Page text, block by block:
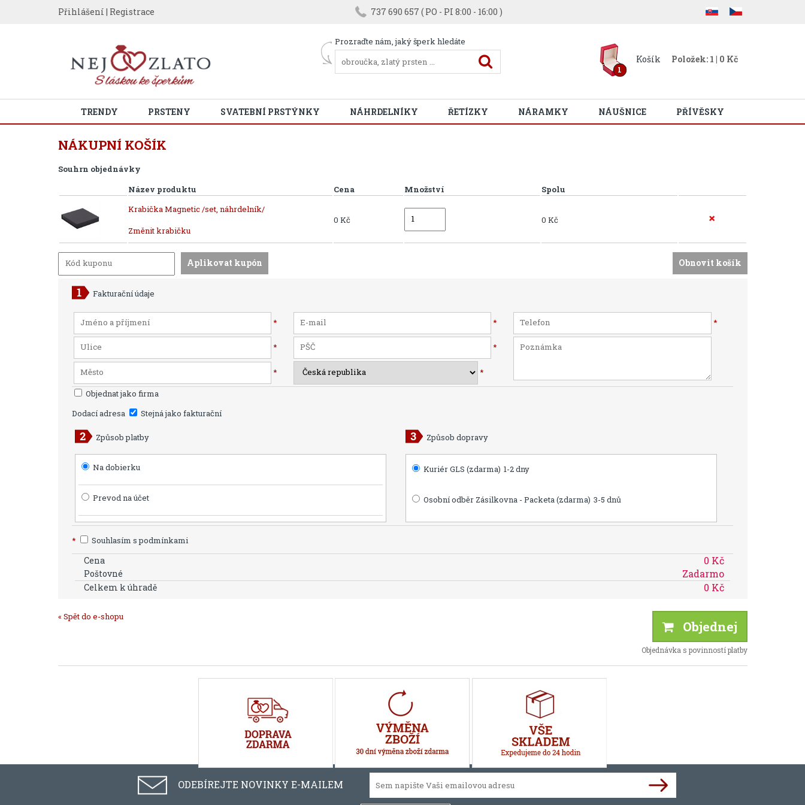
Přihlášení | Registrace 737 690 657 ( PO - PI 8:00 - 16:00 )
Prozraďte nám, jaký šperk hledáte
1
Košík Položek: 1 | 0 Kč
TRENDY PRSTENY SVATEBNÍ PRSTÝNKY NÁHRDELNÍKY ŘETÍZKY NÁRAMKY NÁUŠNICE PŘÍVĚSKY
NÁKUPNÍ KOŠÍK
Souhrn objednávky
Název produktu
Cena Množství
Spolu
Krabička Magnetic /set, náhrdelník/
Změnit krabičku
0 Kč 0 Kč
Fakturační údaje
* * *
* *
*
*
Objednat jako firma
Dodací adresa
Stejná jako fakturační
Způsob platby
Na dobierku
Prevod na účet
Způsob dopravy
Kuriér GLS (zdarma) 1-2 dny
Osobní odběr Zásilkovna - Packeta (zdarma) 3-5 dnů
* Souhlasím s podmínkami
Cena 0 Kč
Poštovné Zadarmo
Celkem k úhradě 0 Kč
« Spět do e-shopu
Objednej
Objednávka s povinností platby
ODEBÍREJTE NOVINKY E-MAILEM